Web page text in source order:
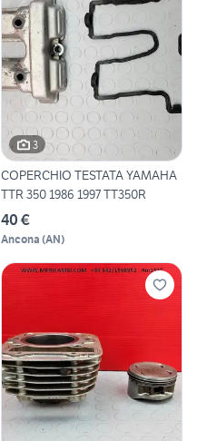
3
COPERCHIO TESTATA YAMAHA
TTR 350 1986 1997 TT350R
40 €
Ancona (AN)